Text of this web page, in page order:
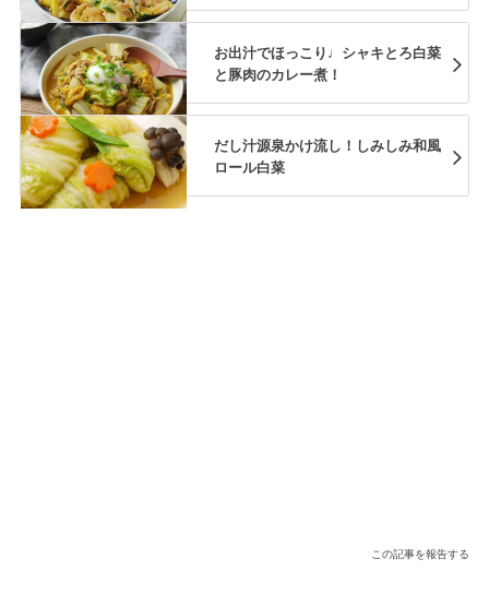
お出汁でほっこり♩シャキとろ白菜
と豚肉のカレー煮！
だし汁源泉かけ流し！しみしみ和風
ロール白菜
この記事を報告する